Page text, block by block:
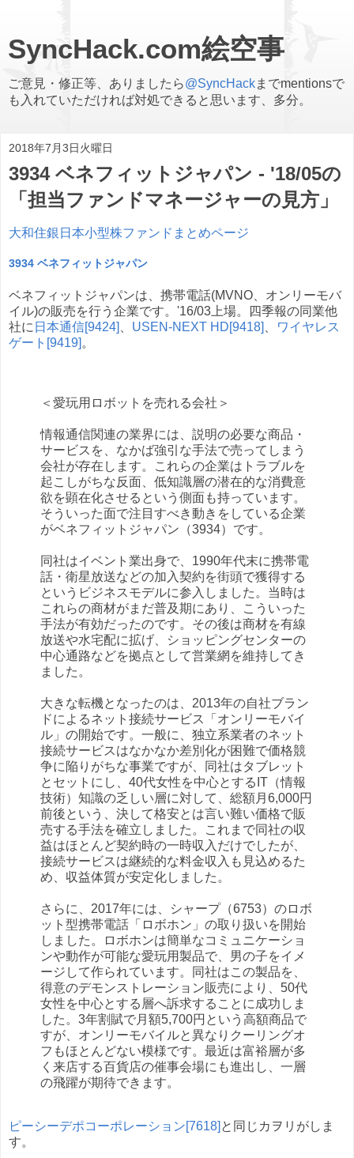
SyncHack.com絵空事
ご意見・修正等、ありましたら@SyncHackまでmentionsで
も入れていただければ対処できると思います、多分。
2018年7月3日火曜日
3934 ベネフィットジャパン - '18/05の
「担当ファンドマネージャーの見方」
大和住銀日本小型株ファンドまとめページ
3934 ベネフィットジャパン
ベネフィットジャパンは、携帯電話(MVNO、オンリーモバ
イル)の販売を行う企業です。'16/03上場。四季報の同業他
社に 日本通信[9424] USEN-NEXT HD[9418]
ワイヤレス
ゲート[9419] 。
＜愛玩用ロボットを売れる会社＞
情報通信関連の業界には、説明の必要な商品・
サービスを、なかば強引な手法で売ってしまう
会社が存在します。これらの企業はトラブルを
起こしがちな反面、低知識層の潜在的な消費意
欲を顕在化させるという側面も持っています。
そういった面で注目すべき動きをしている企業
がベネフィットジャパン（3934）です。
同社はイベント業出身で、1990年代末に携帯電
話・衛星放送などの加入契約を街頭で獲得する
というビジネスモデルに参入しました。当時は
これらの商材がまだ普及期にあり、こういった
手法が有効だったのです。その後は商材を有線
放送や水宅配に拡げ、ショッピングセンターの
中心通路などを拠点として営業網を維持してき
ました。
大きな転機となったのは、2013年の自社ブラン
ドによるネット接続サービス「オンリーモバイ
ル」の開始です。一般に、独立系業者のネット
接続サービスはなかなか差別化が困難で価格競
争に陥りがちな事業ですが、同社はタブレット
とセットにし、40代女性を中心とするIT（情報
技術）知識の乏しい層に対して、総額月6,000円
前後という、決して格安とは言い難い価格で販
売する手法を確立しました。これまで同社の収
益はほとんど契約時の一時収入だけでしたが、
接続サービスは継続的な料金収入も見込めるた
め、収益体質が安定化しました。
さらに、2017年には、シャープ（6753）のロボ
ット型携帯電話「ロボホン」の取り扱いを開始
しました。ロボホンは簡単なコミュニケーショ
ンや動作が可能な愛玩用製品で、男の子をイメ
ージして作られています。同社はこの製品を、
得意のデモンストレーション販売により、50代
女性を中心とする層へ訴求することに成功しま
した。3年割賦で月額5,700円という高額商品で
すが、オンリーモバイルと異なりクーリングオ
フもほとんどない模様です。最近は富裕層が多
く来店する百貨店の催事会場にも進出し、一層
の飛躍が期待できます。
ピーシーデポコーポレーション[7618] と同じカヲリがしま
す。